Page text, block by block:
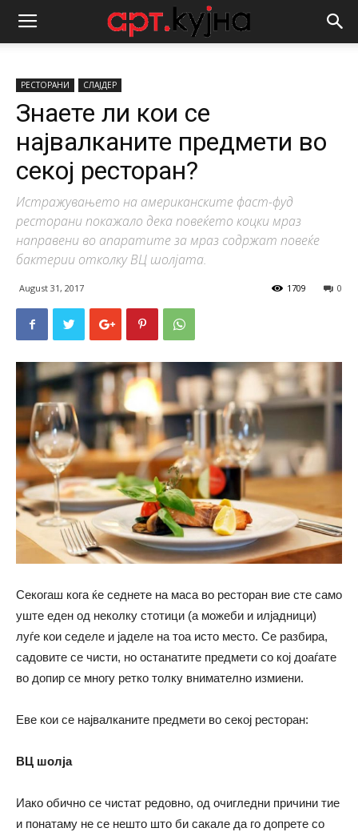
РЕСТОРАНИ СЛАЈДЕР
Знаете ли кои се
највалканите предмети во
секој ресторан?
Истражувањето на американските фаст-фуд
ресторани покажало дека повеќето коцки мраз
направени во апаратите за мраз содржат повеќе
бактерии отколку ВЦ шолјата.
August 31, 2017 0
1709
Секогаш кога ќе седнете на маса во ресторан вие сте само
уште еден од неколку стотици (а можеби и илјадници)
луѓе кои седеле и јаделе на тоа исто место. Се разбира,
садовите се чисти, но останатите предмети со кој доаѓате
во допир се многу ретко толку внимателно измиени.
Еве кои се највалканите предмети во секој ресторан:
ВЦ шолја
Иако обично се чистат редовно, од очигледни причини тие
и понатаму не се нешто што би сакале да го допрете со